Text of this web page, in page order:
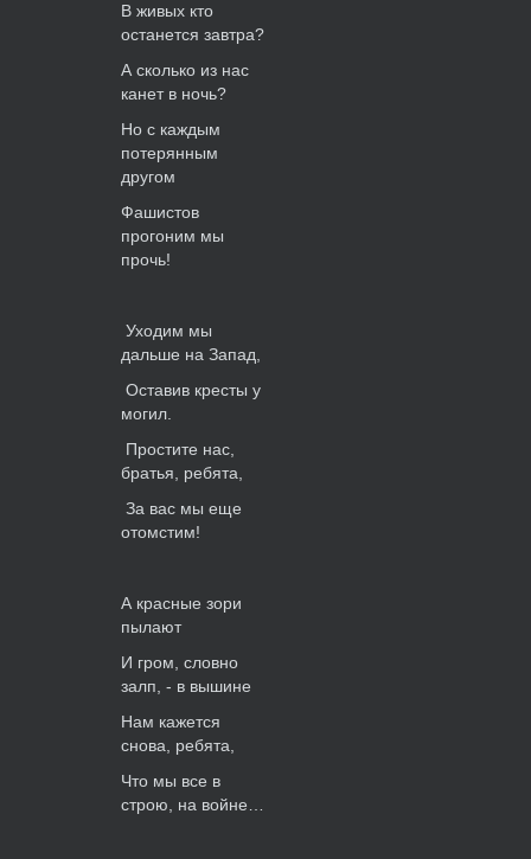
В живых кто
останется завтра?
А сколько из нас
канет в ночь?
Но с каждым
потерянным
другом
Фашистов
прогоним мы
прочь!
Уходим мы
дальше на Запад,
Оставив кресты у
могил.
Простите нас,
братья, ребята,
За вас мы еще
отомстим!
А красные зори
пылают
И гром, словно
залп, - в вышине
Нам кажется
снова, ребята,
Что мы все в
строю, на войне…